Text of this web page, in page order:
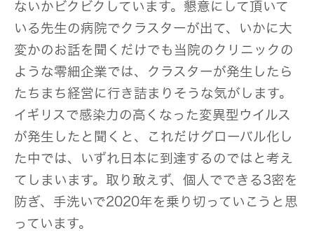
ないかビクビクしています。懇意にして頂いて
いる先生の病院でクラスターが出て、いかに大
変かのお話を聞くだけでも当院のクリニックの
ような零細企業では、クラスターが発生したら
たちまち経営に行き詰まりそうな気がします。
イギリスで感染力の高くなった変異型ウイルス
が発生したと聞くと、これだけグローバル化し
た中では、いずれ日本に到達するのではと考え
てしまいます。取り敢えず、個人でできる3密を
防ぎ、手洗いで2020年を乗り切っていこうと思
っています。